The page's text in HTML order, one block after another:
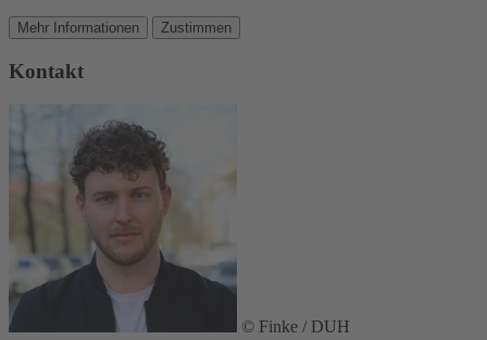
Mehr Informationen Zustimmen
Kontakt
© Finke / DUH